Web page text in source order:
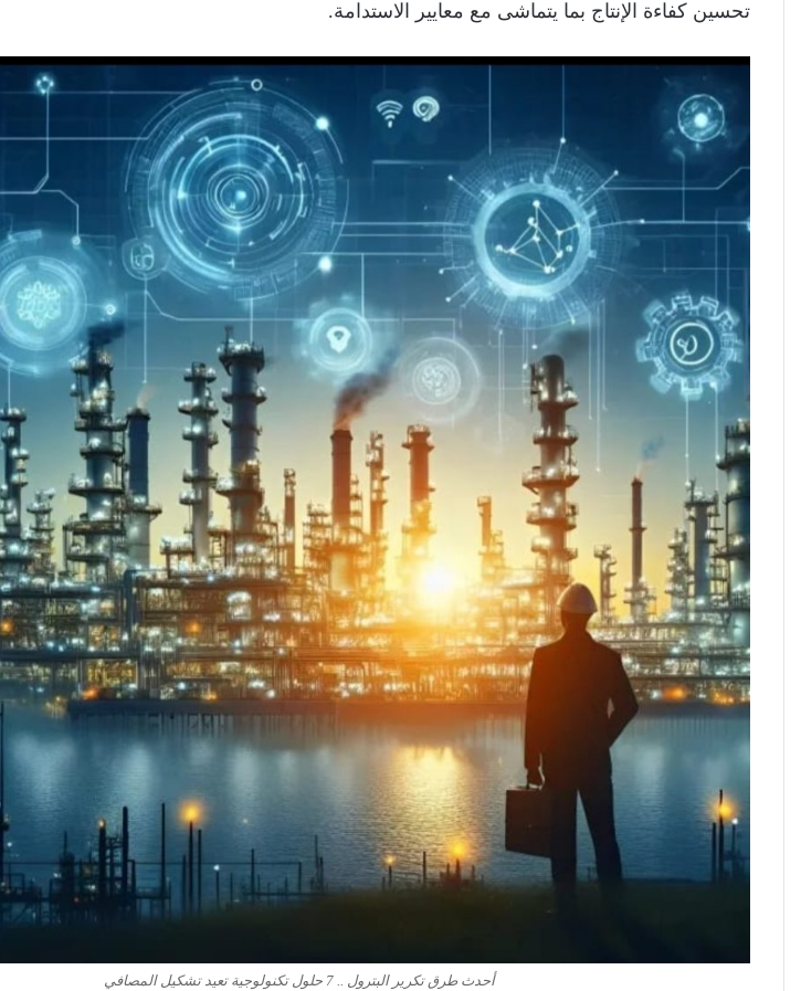
تحسين كفاءة الإنتاج بما يتماشى مع معايير الاستدامة.
أحدث طرق تكرير البترول .. 7 حلول تكنولوجية تعيد تشكيل المصافي